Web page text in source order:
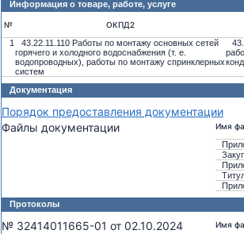
Информация о товаре, работе, услуге
№ ОКПД2
1
43.22.11.110 Работы по монтажу основных сетей
горячего и холодного водоснабжения (т. е.
водопроводных), работы по монтажу спринклерных
систем
Документация
Порядок предоставления документации
Файлы документации
Имя
Протоколы
№ 32414011665-01 от 02.10.2024 Имя